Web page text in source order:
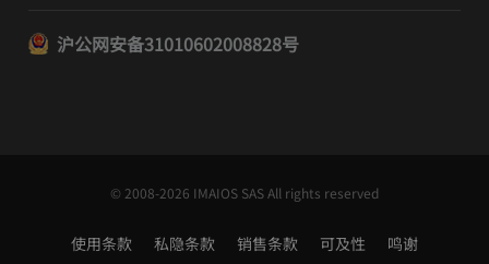
沪公网安备31010602008828号
© 2008-2026 IMAIOS SAS All rights reserved
使用条款 私隐条款 销售条款 可及性 鸣谢